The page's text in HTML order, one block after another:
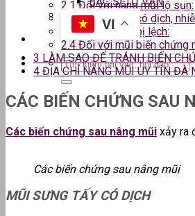
VI
2.1 Đối với nâng mũi lộ sụn:
2.2Đối với mũi có dịch,
2.3Đối với mũi bị lệch:
2.4 Đối với mũi biến chứng
3 LÀM SAO ĐỂ TRÁNH BIẾN
4 ĐỊA CHỈ NÂNG MŨI UY TÍN ĐÀ
CÁC BIẾN CHỨNG SAU
Các biến chứng sau nâng mũi xảy ra
Các biến chứng sau nâng mũi
MŨI SƯNG TẤY CÓ DỊCH